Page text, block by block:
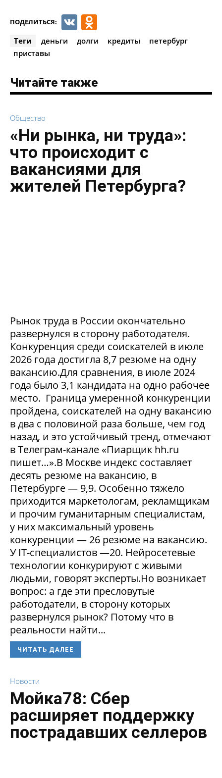
ПОДЕЛИТЬСЯ: VK
Теги деньги долги кредиты
петербург
приставы
Читайте также
Общество
«Ни рынка, ни труда»:
что происходит с
вакансиями для
жителей Петербурга?
Рынок труда в России окончательно
развернулся в сторону работодателя.
Конкуренция среди соискателей в июле
2026 года достигла 8,7 резюме на одну
вакансию.Для сравнения, в июле 2024
года было 3,1 кандидата на одно рабочее
место. Граница умеренной конкуренции
пройдена, соискателей на одну вакансию
в два с половиной раза больше, чем год
назад, и это устойчивый тренд, отмечают
в Телеграм-канале «Пиарщик hh.ru
пишет…».В Москве индекс составляет
десять резюме на вакансию, в
Петербурге — 9,9. Особенно тяжело
приходится маркетологам, рекламщикам
и прочим гуманитарным специалистам,
у них максимальный уровень
конкуренции — 26 резюме на вакансию.
У IT-специалистов —20. Нейросетевые
технологии конкурируют с живыми
людьми, говорят эксперты.Но возникает
вопрос: а где эти пресловутые
работодатели, в сторону которых
развернулся рынок? Потому что в
реальности найти...
ЧИТАТЬ ДАЛЕЕ
Новости
Мойка78: Сбер
расширяет поддержку
пострадавших селлеров